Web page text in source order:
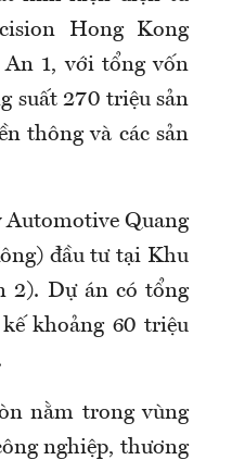
Hong Kong
1, với tổng vốn
suất 270 triệu sản
thông và các sản
Automotive Quang
đầu tư tại Khu
2). Dự án có tổng
khoảng 60 triệu
nằm trong vùng
nghiệp, thương